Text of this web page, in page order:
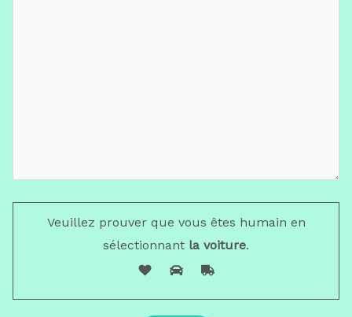
Veuillez prouver que vous êtes humain en
sélectionnant la voiture.